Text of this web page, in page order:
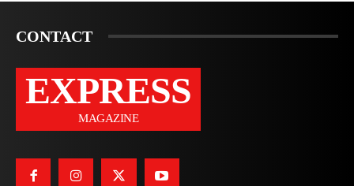
CONTACT
EXPRESS
MAGAZINE